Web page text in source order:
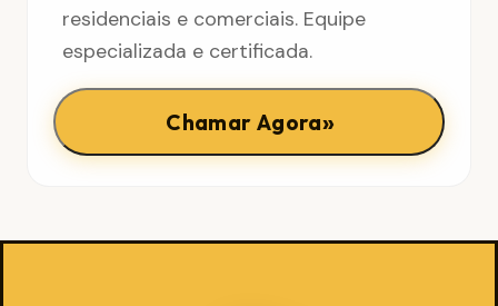
residenciais e comerciais. Equipe
especializada e certificada.
Chamar Agora»